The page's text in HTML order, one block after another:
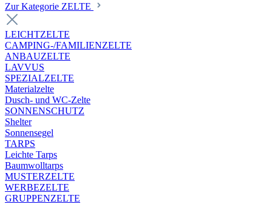
Zur Kategorie ZELTE
LEICHTZELTE
CAMPING-/FAMILIENZELTE
ANBAUZELTE
LAVVUS
SPEZIALZELTE
Materialzelte
Dusch- und WC-Zelte
SONNENSCHUTZ
Shelter
Sonnensegel
TARPS
Leichte Tarps
Baumwolltarps
MUSTERZELTE
WERBEZELTE
GRUPPENZELTE